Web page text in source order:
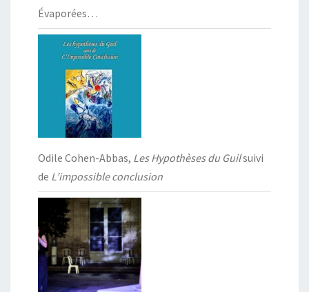
Évaporées…
Odile Cohen-Abbas, Les Hypothèses du Guilsuivi
de L’impossible conclusion